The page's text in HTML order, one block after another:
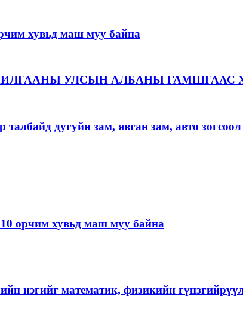
хувьд маш муу байна
УЛСЫН АЛБАНЫ ГАМШГААС
дугуйн зам, явган зам, авто
орчим хувьд маш муу байна
нэгийг математик, физикийн